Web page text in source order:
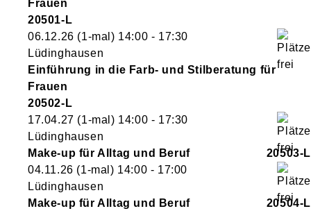
Frauen
20501-L
06.12.26 (1-mal) 14:00 - 17:30
Lüdinghausen
Einführung in die Farb- und Stilberatung für
Frauen
20502-L
17.04.27 (1-mal) 14:00 - 17:30
Lüdinghausen
Make-up für Alltag und Beruf
20503-L
04.11.26 (1-mal) 14:00 - 17:00
Lüdinghausen
Make-up für Alltag und Beruf
20504-L